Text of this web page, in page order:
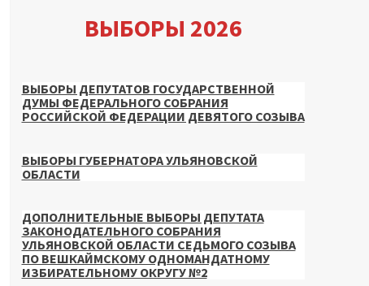
ВЫБОРЫ 2026
ВЫБОРЫ ДЕПУТАТОВ ГОСУДАРСТВЕННОЙ
ДУМЫ ФЕДЕРАЛЬНОГО СОБРАНИЯ
РОССИЙСКОЙ ФЕДЕРАЦИИ ДЕВЯТОГО СОЗЫВА
ВЫБОРЫ ГУБЕРНАТОРА УЛЬЯНОВСКОЙ
ОБЛАСТИ
ДОПОЛНИТЕЛЬНЫЕ ВЫБОРЫ ДЕПУТАТА
ЗАКОНОДАТЕЛЬНОГО СОБРАНИЯ
УЛЬЯНОВСКОЙ ОБЛАСТИ СЕДЬМОГО СОЗЫВА
ПО ВЕШКАЙМСКОМУ ОДНОМАНДАТНОМУ
ИЗБИРАТЕЛЬНОМУ ОКРУГУ №2